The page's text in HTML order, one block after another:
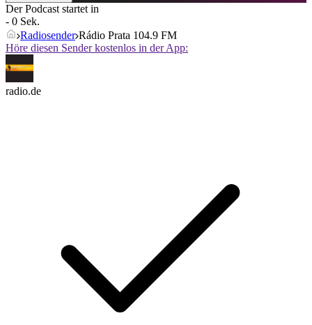
Der Podcast startet in
- 0 Sek.
Radiosender Rádio Prata 104.9 FM
Höre diesen Sender kostenlos in der App:
radio.de